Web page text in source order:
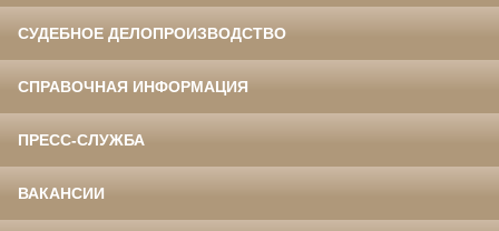
СУДЕБНОЕ ДЕЛОПРОИЗВОДСТВО
СПРАВОЧНАЯ ИНФОРМАЦИЯ
ПРЕСС-СЛУЖБА
ВАКАНСИИ